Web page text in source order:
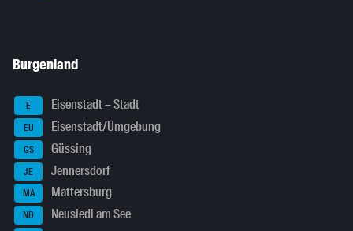
Burgenland
E Eisenstadt – Stadt
EU Eisenstadt/Umgebung
GS Güssing
JE Jennersdorf
MA Mattersburg
ND Neusiedl am See